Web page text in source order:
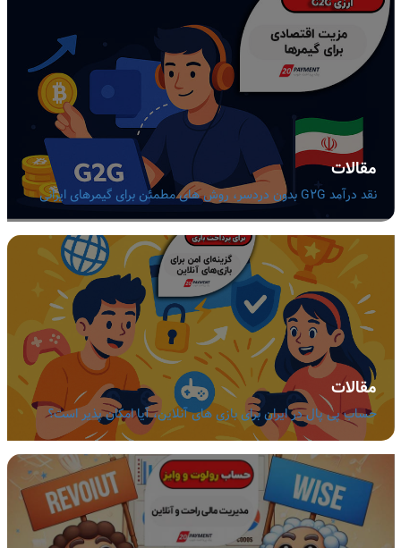
مقالات
نقد درآمد G2G بدون دردسر، روش های مطمئن برای گیمرهای ایرانی
مقالات
حساب پی پال در ایران برای بازی های آنلاین، آیا امکان پذیر است؟